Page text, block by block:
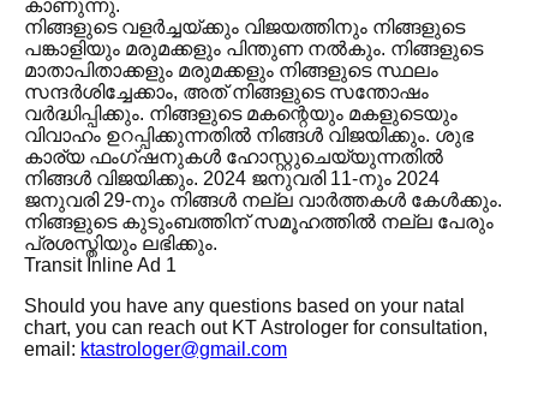
കാണുന്നു.
നിങ്ങളുടെ വളർച്ചയ്ക്കും വിജയത്തിനും നിങ്ങളുടെ
പങ്കാളിയും മരുമക്കളും പിന്തുണ നൽകും. നിങ്ങളുടെ
മാതാപിതാക്കളും മരുമക്കളും നിങ്ങളുടെ സ്ഥലം
സന്ദർശിച്ചേക്കാം, അത് നിങ്ങളുടെ സന്തോഷം
വർദ്ധിപ്പിക്കും. നിങ്ങളുടെ മകന്റെയും മകളുടെയും
വിവാഹം ഉറപ്പിക്കുന്നതിൽ നിങ്ങൾ വിജയിക്കും. ശുഭ
കാര്യ ഫംഗ്‌ഷനുകൾ ഹോസ്റ്റുചെയ്യുന്നതിൽ
നിങ്ങൾ വിജയിക്കും. 2024 ജനുവരി 11-നും 2024
ജനുവരി 29-നും നിങ്ങൾ നല്ല വാർത്തകൾ കേൾക്കും.
നിങ്ങളുടെ കുടുംബത്തിന് സമൂഹത്തിൽ നല്ല പേരും
പ്രശസ്തിയും ലഭിക്കും.
Transit Inline Ad 1
Should you have any questions based on your natal
chart, you can reach out KT Astrologer for consultation,
email: ktastrologer@gmail.com